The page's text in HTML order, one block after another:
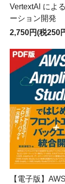
VertextAl によ
ーション開発
2,750円(税250
【電子版】